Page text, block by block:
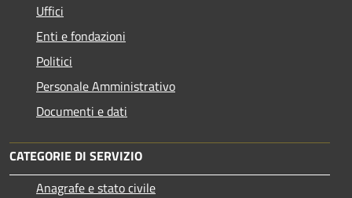
Uffici
Enti e fondazioni
Politici
Personale Amministrativo
Documenti e dati
CATEGORIE DI SERVIZIO
Anagrafe e stato civile